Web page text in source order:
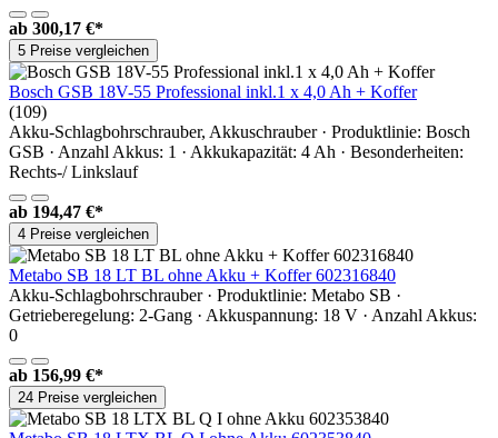
ab 300,17 €*
5 Preise vergleichen
Bosch GSB 18V-55 Professional inkl.1 x 4,0 Ah + Koffer
(109)
Akku-Schlagbohrschrauber, Akkuschrauber · Produktlinie: Bosch
GSB · Anzahl Akkus: 1 · Akkukapazität: 4 Ah · Besonderheiten:
Rechts-/ Linkslauf
ab 194,47 €*
4 Preise vergleichen
Metabo SB 18 LT BL ohne Akku + Koffer 602316840
Akku-Schlagbohrschrauber · Produktlinie: Metabo SB ·
Getrieberegelung: 2-Gang · Akkuspannung: 18 V · Anzahl Akkus:
0
ab 156,99 €*
24 Preise vergleichen